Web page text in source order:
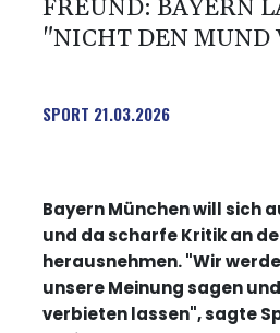
FREUND: BAYERN
"NICHT DEN MUND
SPORT 21.03.2026
Bayern München will sich
und da scharfe Kritik an
herausnehmen. "Wir
unsere Meinung sagen
verbieten lassen", sagte